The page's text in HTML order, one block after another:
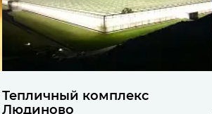
Тепличный комплекс
Людиново